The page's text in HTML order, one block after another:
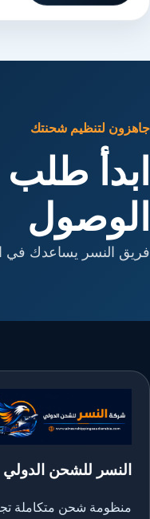
جاهزون لتنظيم شحنتك
ابدأ
الوصول
فريق النسر يساعدك في
النسر للشحن الدولي
منظومة شحن متكاملة